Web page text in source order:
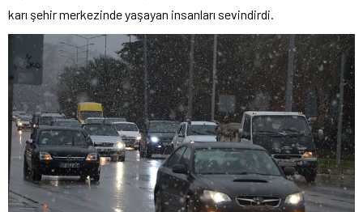
karı şehir merkezinde yaşayan insanları sevindirdi.